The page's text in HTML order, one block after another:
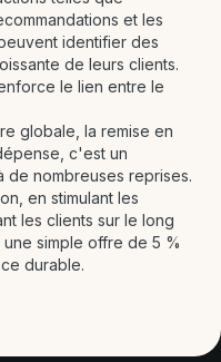
et les
identifier des
de leurs clients.
le lien entre le
globale, la remise en
c'est un
de nombreuses reprises.
en stimulant les
les clients sur le long
simple offre de 5 %
durable.